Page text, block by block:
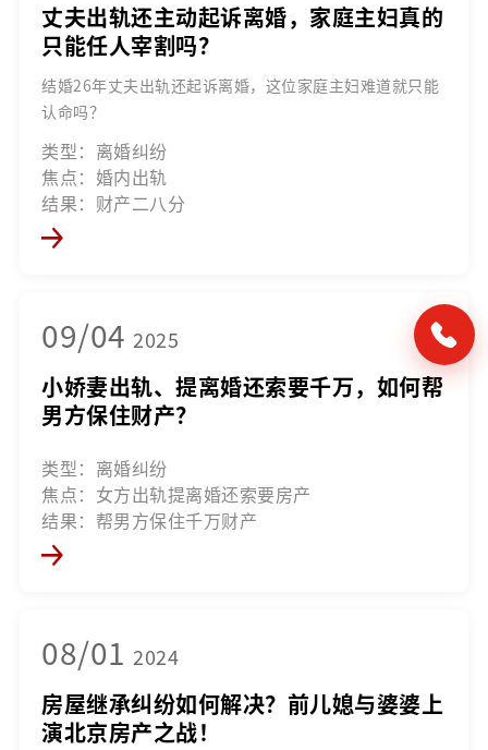
丈夫出轨还主动起诉离婚，家庭主妇真的
只能任人宰割吗？
结婚26年丈夫出轨还起诉离婚，这位家庭主妇难道就只能
认命吗？
类型：离婚纠纷
焦点：婚内出轨
结果：财产二八分
09/04 2025
小娇妻出轨、提离婚还索要千万，如何帮
男方保住财产？
类型：离婚纠纷
焦点：女方出轨提离婚还索要房产
结果：帮男方保住千万财产
08/01 2024
房屋继承纠纷如何解决？前儿媳与婆婆上
演北京房产之战！